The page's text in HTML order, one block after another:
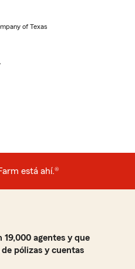
of Texas
está ahí.®
19,000 agentes y que
pólizas y cuentas